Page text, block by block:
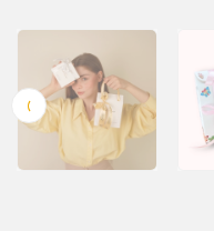
›